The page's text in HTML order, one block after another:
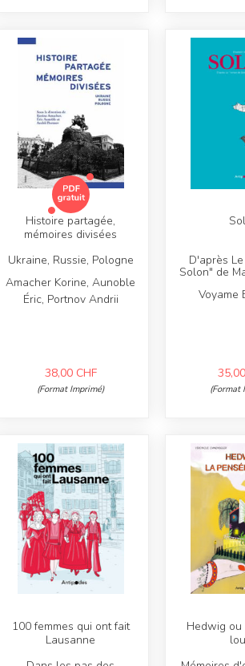
Histoire partagée,
mémoires divisées
Ukraine, Russie, Pologne
Amacher Korine, Aunoble
Éric, Portnov Andrii
38,00 CHF
(Format Imprimé)
D'après
Solon" de
Voyame
35,00
(Format
100 femmes qui ont fait
Lausanne
Hedwig